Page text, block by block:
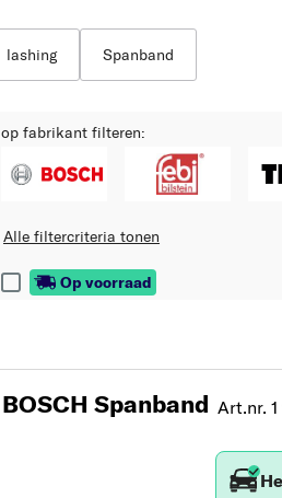
lashing Spanband
op fabrikant filteren:
Alle filtercriteria tonen
Op voorraad
BOSCH Spanband Art.nr. 1